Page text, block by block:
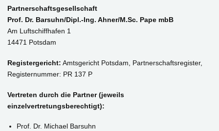
Partnerschaftsgesellschaft
Prof. Dr. Barsuhn/Dipl.-Ing. Ahner/M.Sc. Pape mbB
Am Luftschiffhafen 1
14471 Potsdam
Registergericht: Amtsgericht Potsdam, Partnerschaftsregister,
Registernummer: PR 137 P
Vertreten durch die Partner (jeweils
einzelvertretungsberechtigt):
Prof. Dr. Michael Barsuhn